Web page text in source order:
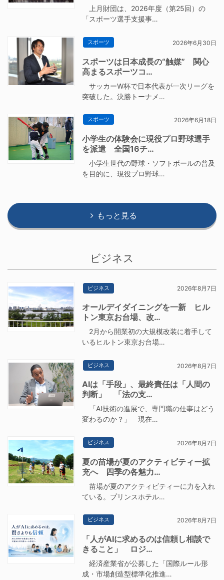
上月財団は、2026年度（第25回）の
「スポーツ選手支援事…
スポーツ 2026年6月30日
スポーツは日本成長の“触媒” 関心
高まるスポーツコ…
サッカーW杯で日本代表が一次リーグを
突破した。決勝トーナメ…
スポーツ 2026年6月18日
小学生の体験会に現役プロ野球選手
を派遣 全国16チ…
小学生世代の野球・ソフトボールの普及
を目的に、現役プロ野球…
もっと見る
ビジネス
ビジネス 2026年8月7日
オールデイダイニングを一新 ヒル
トン東京お台場、改…
2月から開業初の大規模改装に着手して
いるヒルトン東京お台場…
ビジネス 2026年8月7日
AIは「手段」、最終責任は「人間の
判断」 「法の支…
「AI技術の進展で、専門職の仕事はどう
変わるのか？」 現在…
ビジネス 2026年8月7日
夏の苗場が夏のアクティビティー拡
充へ 四季の各魅力…
苗場が夏のアクティビティーに力を入れ
ている。プリンスホテル…
ビジネス 2026年8月7日
「人がAIに求めるのは信頼し相談で
きること」 ロジ…
経済産業省が公募した「国際ルール形
成・市場創造型標準化推進…